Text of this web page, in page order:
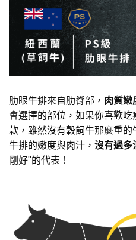
肋眼牛排來自肋脊部， 肉質嫩
會選擇的部位，如果你喜歡
款，雖然沒有穀飼牛那麼重
牛排的嫩度與肉汁， 沒有過多
剛好"的代表！